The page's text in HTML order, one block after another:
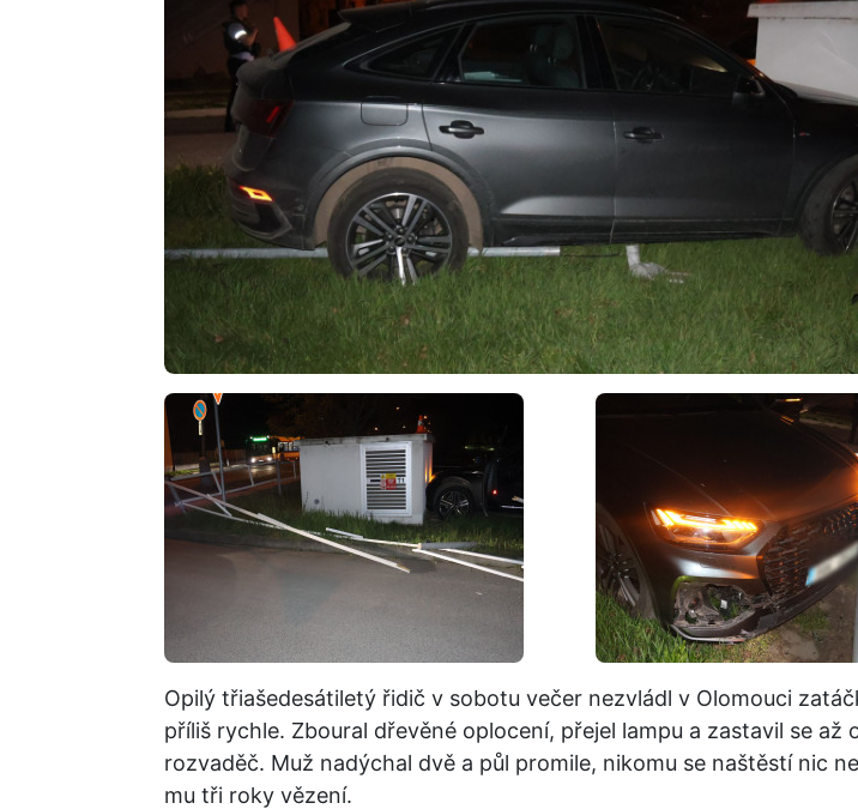
Opilý třiašedesátiletý řidič v sobotu večer nezvládl v Olomouci
příliš rychle. Zboural dřevěné oplocení, přejel lampu a zastavil se až
rozvaděč. Muž nadýchal dvě a půl promile, nikomu se naštěstí nic
mu tři roky vězení.